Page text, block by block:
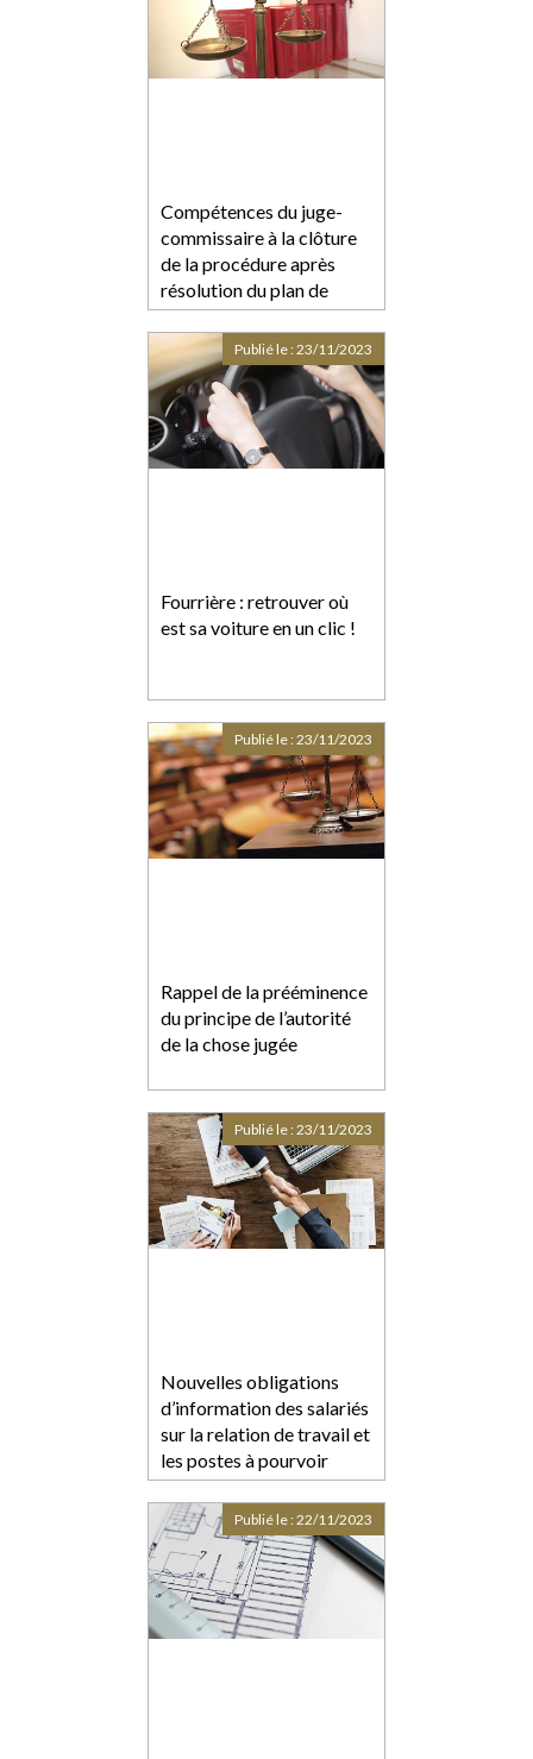
Compétences du juge-
commissaire à la clôture
de la procédure après
résolution du plan de
redressement
Fourrière : retrouver où
est sa voiture en un clic !
Publié le :23/11/2023
Rappel de la prééminence
du principe de l’autorité
de la chose jugée
Publié le :23/11/2023
Nouvelles obligations
d’information des salariés
sur la relation de travail et
les postes à pourvoir
Publié le :23/11/2023
Publié le :22/11/2023